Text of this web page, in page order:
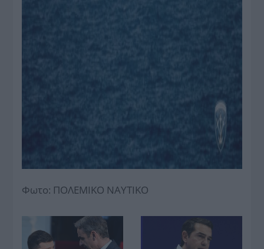
Φωτο: ΠΟΛΕΜΙΚΟ ΝΑΥΤΙΚΟ